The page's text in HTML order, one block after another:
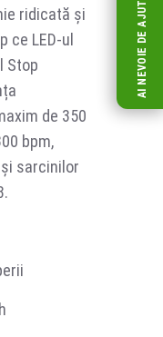
ridicată și
ce LED-ul
Stop
de 350
bpm,
sarcinilor
AI NEVOIE DE AJUTOR?